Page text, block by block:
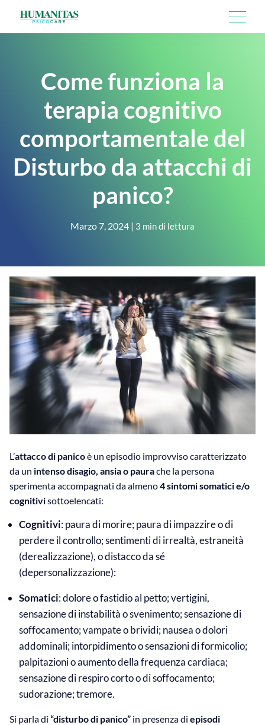
IL PERCORSO
IL NOSTRO BLOG
Come funziona la
terapia cognitivo
comportamentale del
Disturbo da attacchi di
panico?
Marzo 7, 2024 | 3 min di lettura
L’attacco di panicoè un episodio improvviso caratterizzato
da un intenso disagio, ansia o paurache la persona
sperimenta accompagnati da almeno4 sintomi somatici e/o
cognitivisottoelencati:
Cognitivi: paura di morire; paura di impazzire o di
perdere il controllo; sentimenti di irrealtà, estraneità
(derealizzazione), o distacco da sé
(depersonalizzazione):
Somatici: dolore o fastidio al petto; vertigini,
sensazione di instabilità o svenimento; sensazione di
soffocamento; vampate o brividi; nausea o dolori
addominali; intorpidimento o sensazioni di formicolio;
palpitazioni o aumento della frequenza cardiaca;
sensazione di respiro corto o di soffocamento;
sudorazione; tremore.
Si parla di “disturbo di panico” in presenza di episodi